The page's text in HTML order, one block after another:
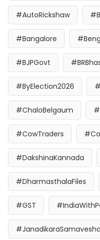
#AutoRickshaw
#Bangalore
#BJPGovt
#ByElection2026
#ChaloBelgaum
#CowTraders
#DakshinaKannada
#DharmasthalaFiles
#GST
#JanadikaraSamavesha